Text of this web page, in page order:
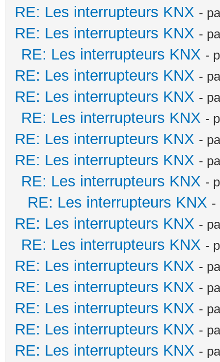
RE: Les interrupteurs KNX -
RE: Les interrupteurs KNX -
RE: Les interrupteurs KNX -
RE: Les interrupteurs KNX -
RE: Les interrupteurs KNX -
RE: Les interrupteurs KNX -
RE: Les interrupteurs KNX -
RE: Les interrupteurs KNX -
RE: Les interrupteurs KNX -
RE: Les interrupteurs KNX -
RE: Les interrupteurs KNX -
RE: Les interrupteurs KNX -
RE: Les interrupteurs KNX -
RE: Les interrupteurs KNX -
RE: Les interrupteurs KNX -
RE: Les interrupteurs KNX -
RE: Les interrupteurs KNX -